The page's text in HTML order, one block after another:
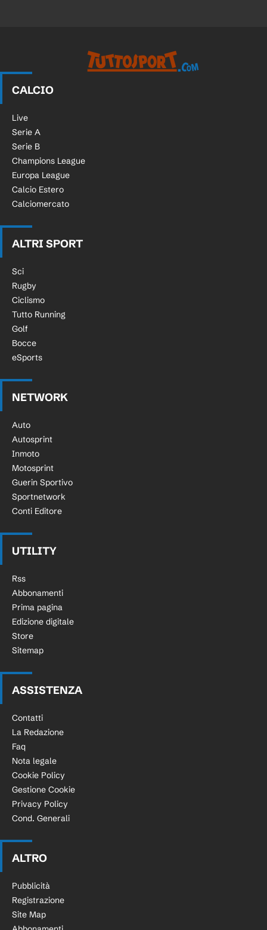
CALCIO
Live
Serie A
Serie B
Champions League
Europa League
Calcio Estero
Calciomercato
ALTRI SPORT
Sci
Rugby
Ciclismo
Tutto Running
Golf
Bocce
eSports
NETWORK
Auto
Autosprint
Inmoto
Motosprint
Guerin Sportivo
Sportnetwork
Conti Editore
UTILITY
Rss
Abbonamenti
Prima pagina
Edizione digitale
Store
Sitemap
ASSISTENZA
Contatti
La Redazione
Faq
Nota legale
Cookie Policy
Gestione Cookie
Privacy Policy
Cond. Generali
ALTRO
Pubblicità
Registrazione
Site Map